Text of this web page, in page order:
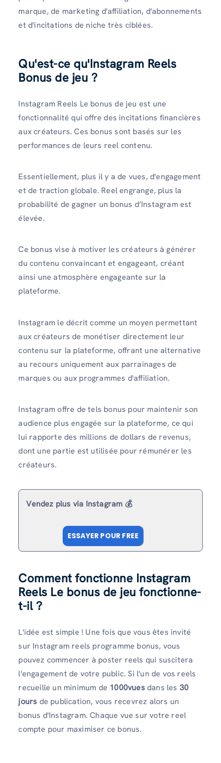
marque, de marketing d'affiliation, d'abonnements
et d'incitations de niche très ciblées.
Qu'est-ce qu'Instagram Reels
Bonus de jeu ?
Instagram Reels Le bonus de jeu est une
fonctionnalité qui offre des incitations financières
aux créateurs. Ces bonus sont basés sur les
performances de leurs reel contenu.
Essentiellement, plus il y a de vues, d'engagement
et de traction globale. Reel engrange, plus la
probabilité de gagner un bonus d’Instagram est
élevée.
Ce bonus vise à motiver les créateurs à générer
du contenu convaincant et engageant, créant
ainsi une atmosphère engageante sur la
plateforme.
Instagram le décrit comme un moyen permettant
aux créateurs de monétiser directement leur
contenu sur la plateforme, offrant une alternative
au recours uniquement aux parrainages de
marques ou aux programmes d'affiliation.
Instagram offre de tels bonus pour maintenir son
audience plus engagée sur la plateforme, ce qui
lui rapporte des millions de dollars de revenus,
dont une partie est utilisée pour rémunérer les
créateurs.
Vendez plus via Instagram 💰
ESSAYER POUR FREE
Comment fonctionne Instagram
Reels Le bonus de jeu fonctionne-
t-il ?
L'idée est simple ! Une fois que vous êtes invité
sur Instagram reels programme bonus, vous
pouvez commencer à poster reels qui suscitera
l'engagement de votre public. Si l'un de vos reels
recueille un minimum de 1000vuesdans les 30
jours de publication, vous recevrez alors un
bonus d'Instagram. Chaque vue sur votre reel
compte pour maximiser ce bonus.